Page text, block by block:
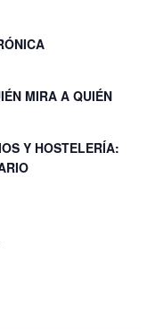
MIRA A QUIÉN
Y HOSTELERÍA: